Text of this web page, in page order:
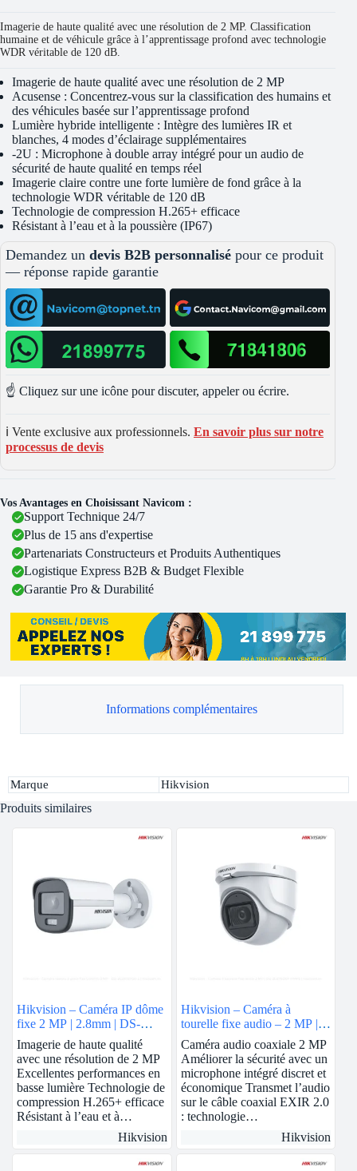
Imagerie de haute qualité avec une résolution de 2 MP. Classification
humaine et de véhicule grâce à l’apprentissage profond avec technologie
WDR véritable de 120 dB.
Imagerie de haute qualité avec une résolution de 2 MP
Acusense : Concentrez-vous sur la classification des humains et
des véhicules basée sur l’apprentissage profond
Lumière hybride intelligente : Intègre des lumières IR et
blanches, 4 modes d’éclairage supplémentaires
-2U : Microphone à double array intégré pour un audio de
sécurité de haute qualité en temps réel
Imagerie claire contre une forte lumière de fond grâce à la
technologie WDR véritable de 120 dB
Technologie de compression H.265+ efficace
Résistant à l’eau et à la poussière (IP67)
Demandez un devis B2B personnalisé pour ce produit
— réponse rapide garantie
☝️ Cliquez sur une icône pour discuter, appeler ou écrire.
ℹ️ Vente exclusive aux professionnels. En savoir plus sur notre
processus de devis
Vos Avantages en Choisissant Navicom :
Support Technique 24/7
Plus de 15 ans d'expertise
Partenariats Constructeurs et Produits Authentiques
Logistique Express B2B & Budget Flexible
Garantie Pro & Durabilité
Informations complémentaires
Marque Hikvision
Produits similaires
Hikvision – Caméra IP dôme
fixe 2 MP | 2.8mm | DS-
2CD1123G0E-I
Imagerie de haute qualité
avec une résolution de 2 MP
Excellentes performances en
basse lumière Technologie de
compression H.265+ efficace
Résistant à l’eau et à…
Hikvision
Hikvision – Caméra à
tourelle fixe audio – 2 MP |
DS-2CE76D0T-ITMFS
Caméra audio coaxiale 2 MP
Améliorer la sécurité avec un
microphone intégré discret et
économique Transmet l’audio
sur le câble coaxial EXIR 2.0
: technologie…
Hikvision